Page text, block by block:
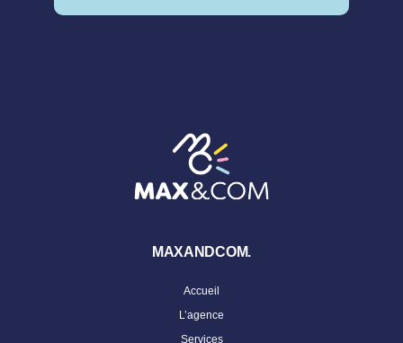
MAXANDCOM.
Accueil
L’agence
Services